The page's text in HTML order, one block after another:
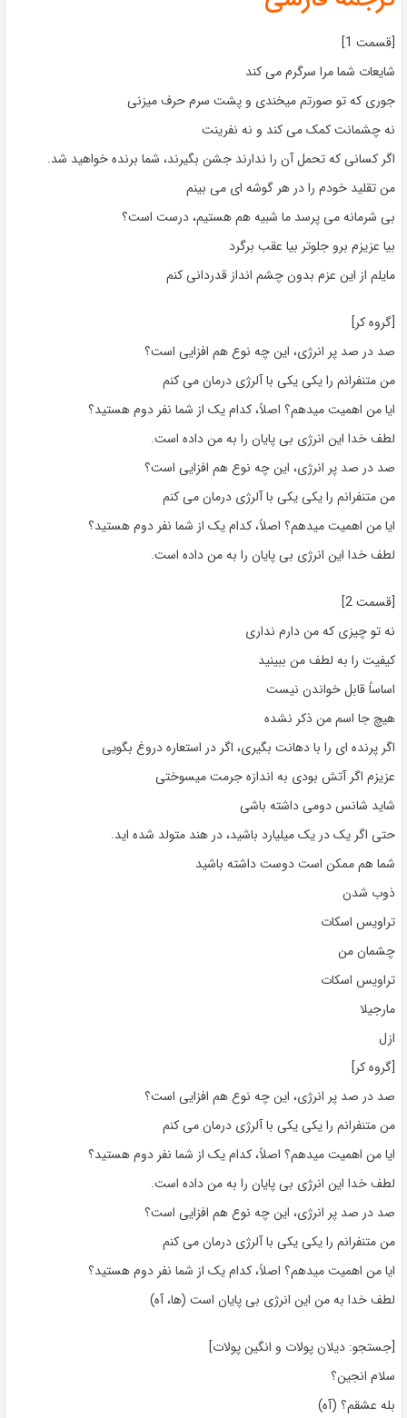
[قسمت 1]
شایعات شما مرا سرگرم می کند
جوری که تو صورتم میخندی و پشت سرم حرف میزنی
نه چشمانت کمک می کند و نه نفرینت
اگر کسانی که تحمل آن را ندارند جشن بگیرند، شما برنده خواهید شد.
من تقلید خودم را در هر گوشه ای می بینم
بی شرمانه می پرسد ما شبیه هم هستیم، درست است؟
بیا عزیزم برو جلوتر بیا عقب برگرد
مایلم از این عزم بدون چشم انداز قدردانی کنم
[گروه کر]
صد در صد پر انرژی، این چه نوع هم افزایی است؟
من متنفرانم را یکی یکی با آلرژی درمان می کنم
ایا من اهمیت میدهم؟ اصلاً، کدام یک از شما نفر دوم هستید؟
لطف خدا این انرژی بی پایان را به من داده است.
صد در صد پر انرژی، این چه نوع هم افزایی است؟
من متنفرانم را یکی یکی با آلرژی درمان می کنم
ایا من اهمیت میدهم؟ اصلاً، کدام یک از شما نفر دوم هستید؟
لطف خدا این انرژی بی پایان را به من داده است.
[قسمت 2]
نه تو چیزی که من دارم نداری
کیفیت را به لطف من ببینید
اساساً قابل خواندن نیست
هیچ جا اسم من ذکر نشده
اگر پرنده ای را با دهانت بگیری، اگر در استعاره دروغ بگویی
عزیزم اگر آتش بودی به اندازه جرمت میسوختی
شاید شانس دومی داشته باشی
حتی اگر یک در یک میلیارد باشید، در هند متولد شده اید.
شما هم ممکن است دوست داشته باشید
ذوب شدن
تراویس اسکات
چشمان من
تراویس اسکات
مارجیلا
ازل
[گروه کر]
صد در صد پر انرژی، این چه نوع هم افزایی است؟
من متنفرانم را یکی یکی با آلرژی درمان می کنم
ایا من اهمیت میدهم؟ اصلاً، کدام یک از شما نفر دوم هستید؟
لطف خدا این انرژی بی پایان را به من داده است.
صد در صد پر انرژی، این چه نوع هم افزایی است؟
من متنفرانم را یکی یکی با آلرژی درمان می کنم
ایا من اهمیت میدهم؟ اصلاً، کدام یک از شما نفر دوم هستید؟
لطف خدا به من این انرژی بی پایان است (ها، آه)
[جستجو: دیلان پولات و انگین پولات]
سلام انجین؟
بله عشقم؟ (آه)